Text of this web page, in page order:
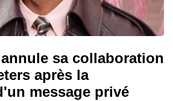
sa collaboration
après la
message privé